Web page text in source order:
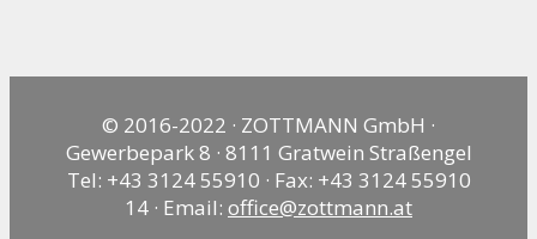
© 2016-2022 · ZOTTMANN GmbH ·
Gewerbepark 8 · 8111 Gratwein Straßengel
Tel: +43 3124 55910 · Fax: +43 3124 55910
14 · Email: office@zottmann.at